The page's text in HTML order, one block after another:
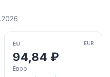
EU EUR
94,84 ₽
Евро